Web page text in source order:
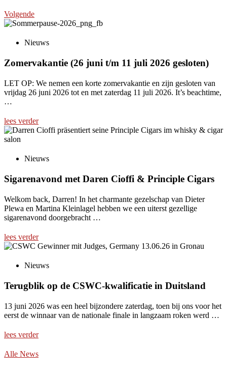
Volgende
Nieuws
Zomervakantie (26 juni t/m 11 juli 2026 gesloten)
LET OP: We nemen een korte zomervakantie en zijn gesloten van
vrijdag 26 juni 2026 tot en met zaterdag 11 juli 2026. It’s beachtime,
…
lees verder
Nieuws
Sigarenavond met Daren Cioffi & Principle Cigars
Welkom back, Darren! In het charmante gezelschap van Dieter
Plewa en Martina Kleinlagel hebben we een uiterst gezellige
sigarenavond doorgebracht …
lees verder
Nieuws
Terugblik op de CSWC-kwalificatie in Duitsland
13 juni 2026 was een heel bijzondere zaterdag, toen bij ons voor het
eerst de winnaar van de nationale finale in langzaam roken werd …
lees verder
Alle News